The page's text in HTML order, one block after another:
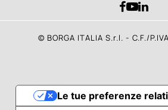
© BORGA ITALIA S.r.l. - C.F./
Le tue preferenze